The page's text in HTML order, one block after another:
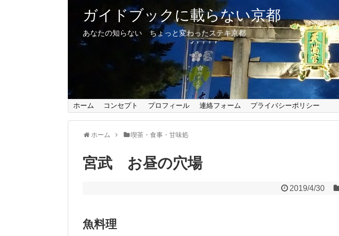
ガイドブックに載らない京都
あなたの知らない ちょっと変わったステキ京都
ホーム コンセプト プロフィール 連絡フォーム プライバシーポリシー
ホーム 喫茶・食事・甘味処
宮武 お昼の穴場
2019/4/30
魚料理